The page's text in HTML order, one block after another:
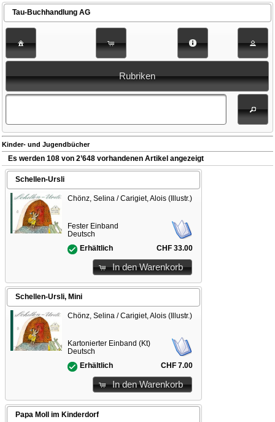
Tau-Buchhandlung AG
Rubriken
Kinder- und Jugendbücher
Es werden 108 von 2’648 vorhandenen Artikel angezeigt
Schellen-Ursli
Chönz, Selina / Carigiet, Alois (Illustr.)
Fester Einband
Deutsch
Erhältlich
CHF 33.00
In den Warenkorb
Schellen-Ursli, Mini
Chönz, Selina / Carigiet, Alois (Illustr.)
Kartonierter Einband (Kt)
Deutsch
Erhältlich
CHF 7.00
In den Warenkorb
Papa Moll im Kinderdorf